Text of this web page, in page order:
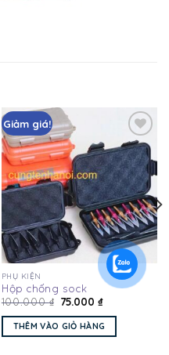
Giảm giá!
Add
to
wishlist
PHỤ KIỆN
Hộp chống sock
100.000₫ 75.000 ₫
THÊM VÀO GIỎ HÀNG